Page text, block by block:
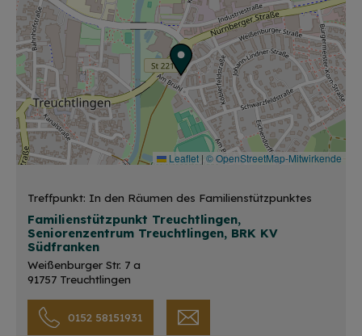
Leaflet | © OpenStreetMap-Mitwirkende
Treffpunkt: In den Räumen des Familienstützpunktes
Familienstützpunkt Treuchtlingen,
Seniorenzentrum Treuchtlingen, BRK KV
Südfranken
Weißenburger Str. 7 a
91757 Treuchtlingen
0152 58151931